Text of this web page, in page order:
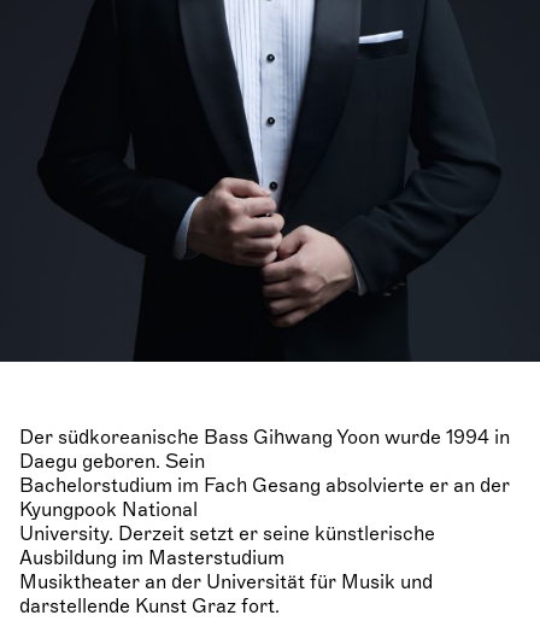
Der südkoreanische Bass Gihwang Yoon wurde 1994 in
Daegu geboren. Sein
Bachelorstudium im Fach Gesang absolvierte er an der
Kyungpook National
University. Derzeit setzt er seine künstlerische
Ausbildung im Masterstudium
Musiktheater an der Universität für Musik und
darstellende Kunst Graz fort.